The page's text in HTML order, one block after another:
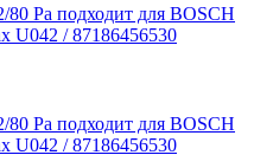
80 Pa подходит для BOSCH
U042 / 87186456530
80 Pa подходит для BOSCH
U042 / 87186456530